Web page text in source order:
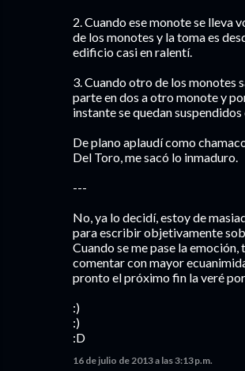
2. Cuando ese monote se lleva
de los monotes y la toma es
edificio casi en ralentí.
3. Cuando otro de los monotes
parte en dos a otro monote y
instante se quedan
De plano aplaudí como
Del Toro, me sacó lo inmaduro.
---
No, ya lo decidí, estoy de
para escribir objetivamente
Cuando se me pase la emoción,
comentar con mayor
pronto el próximo fin la veré
:)
:)
:D
16 de julio de 2013 a las 3:13 p.m.